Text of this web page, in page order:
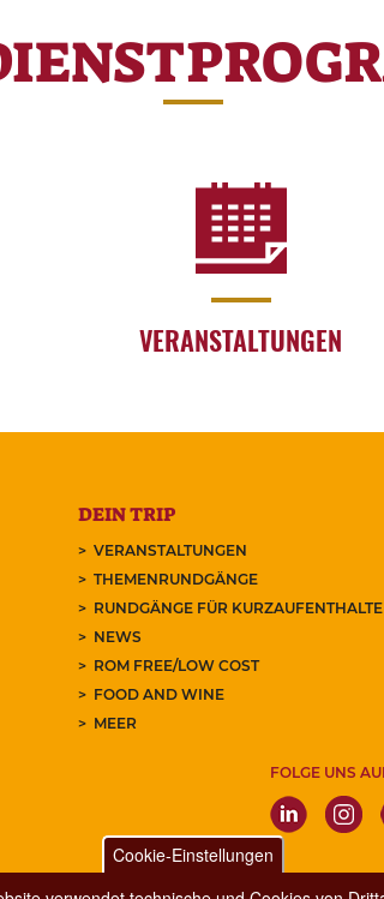
VERANSTALTUNGEN
DEIN TRIP
VERANSTALTUNGEN
THEMENRUNDGÄNGE
RUNDGÄNGE FÜR KURZAUFENTHALTE
NEWS
ROM FREE/LOW COST
FOOD AND WINE
MEER
NEWSLETTER
FOLGE UNS
Cookie-Einstellungen